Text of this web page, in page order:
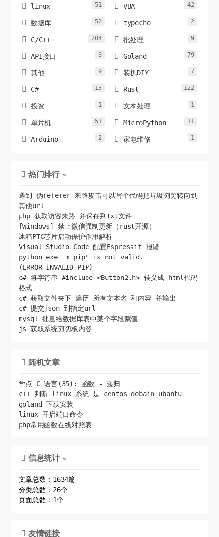
 linux 51  VBA 42
 数据库 52  typecho 2
 C/C++ 204  批处理 9
 API接口 3  Goland 79
 其他 9  装机DIY 7
 C# 13  Rust 122
 投资 1  文本处理 1
 单片机 51  MicroPython 11
 Arduino 2  家电维修 1
 热门排行 ~
遇到 伪referer 来路攻击可以写个代码把垃圾浏览转向到
其他url
php 获取访客来路 并保存到txt文件
[Windows] 禁止微信强制更新（rust开源）
冰箱PTC芯片启动保护作用解析
Visual Studio Code 配置Espressif 报错
python.exe -m pip" is not valid.
(ERROR_INVALID_PIP)
c# 将字符串 #include <Button2.h> 转义成 html代码
格式
c# 获取文件夹下 遍历 所有文本名 和内容 并输出
c# 提交json 到指定url
mysql 批量给数据库表中某个字段赋值
js 获取系统剪切板内容
 随机文章
学点 C 语言(35): 函数 - 递归
c++ 判断 linux 系统 是 centos debain ubantu
goland 下载安装
linux 开启端口命令
php常用函数在线对照表
 信息统计 ~
文章总数：1634篇
分类总数：26个
页面总数：1个
 友情链接